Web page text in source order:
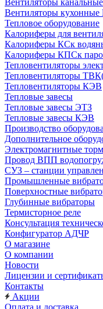
Вентиляторы
Вентиляторы
Тепловое оборудование
Калориферы для
Калориферы КСк
Калориферы КПСк
Тепловентиляторы
Тепловентиляторы
Тепловентиляторы КЭВ
Тепловые завесы
Тепловые завесы ЭТЗ
Тепловые завесы КЭВ
Производство
Дополнительное
Электромагнитные
Провод ВПП
СУЗ – станции
Промышленные
Поверхностные
Глубинные вибраторы
Термисторное реле
Консультация
Конфигуратор АДЧР
О магазине
О компании
Новости
Лицензии и
Контакты
Акции
Оплата и доставка